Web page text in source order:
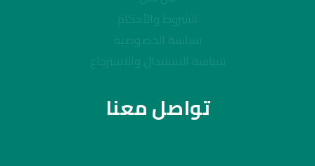
الشروط والأحكام
سياسة الخصوصية
سياسة الاستبدال والاسترجاع
تواصل معنا